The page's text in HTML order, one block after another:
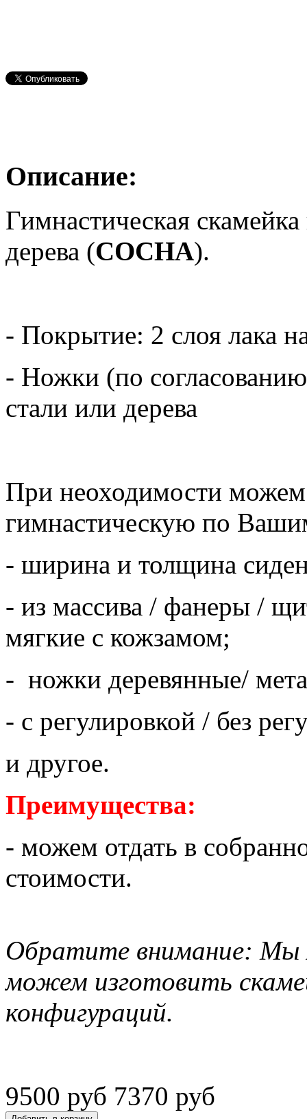
Описание:
Гимнастическая
дерева (СОСНА).
- Покрытие: 2 слоя лака
- Ножки (по
стали или дерева
При неоходимости можем
гимнастическую по
- ширина и толщина
- из массива / фанеры /
мягкие с кожзамом;
- ножки деревянные/
- с регулировкой / без
и другое.
Преимущества:
- можем отдать в
стоимости.
Обратите внимание: Мы
можем изготовить
конфигураций.
9500 руб 7370 руб